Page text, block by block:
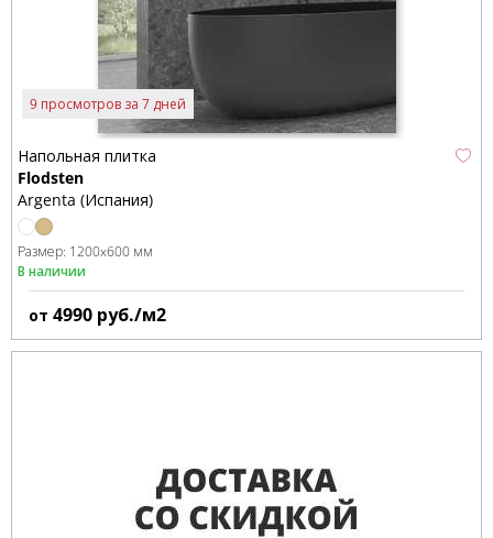
9 просмотров за 7 дней
Напольная плитка
Flodsten
Argenta (Испания)
Размер: 1200x600 мм
В наличии
от 4990 руб./м2